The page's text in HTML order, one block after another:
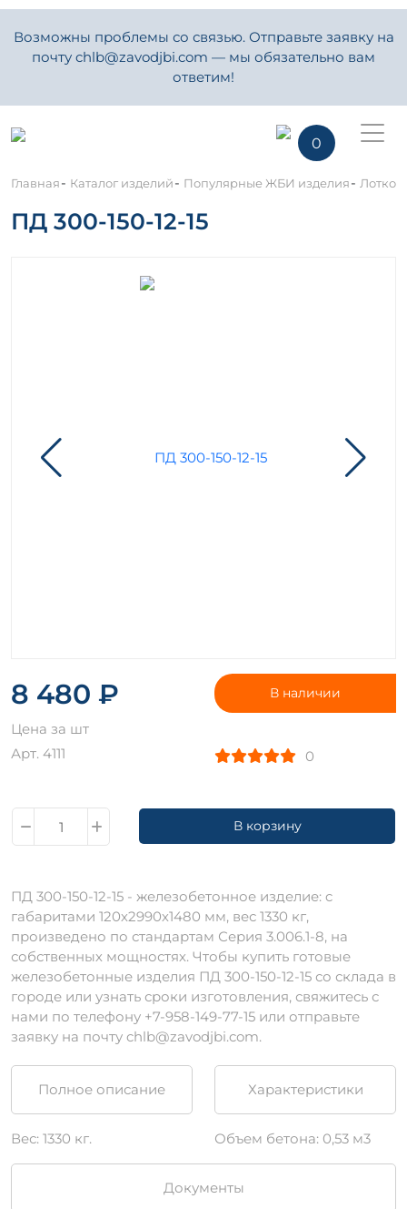
Возможны проблемы со связью. Отправьте заявку на
почту chlb@zavodjbi.com — мы обязательно вам
ответим!
0
Главная- Каталог изделий- Популярные ЖБИ изделия-
ПД 300-150-12-15
8 480 ₽
Цена за шт
Арт. 4111
В наличии
0
В корзину
ПД 300-150-12-15 - железобетонное изделие: c
габаритами 120х2990х1480 мм, вес 1330 кг,
произведено по стандартам Серия 3.006.1-8, на
собственных мощностях. Чтобы купить готовые
железобетонные изделия ПД 300-150-12-15 со склада в
городе или узнать сроки изготовления, свяжитесь с
нами по телефону +7-958-149-77-15 или отправьте
заявку на почту chlb@zavodjbi.com.
Полное описание Характеристики
Вес: 1330 кг. Объем бетона: 0,53 м3
Документы